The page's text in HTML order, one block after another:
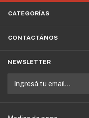
CATEGORÍAS
CONTACTÁNOS
NEWSLETTER